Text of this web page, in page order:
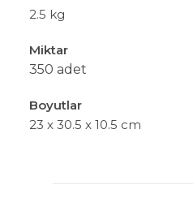
2.5 kg
Miktar
350 adet
Boyutlar
23 x 30.5 x 10.5 cm